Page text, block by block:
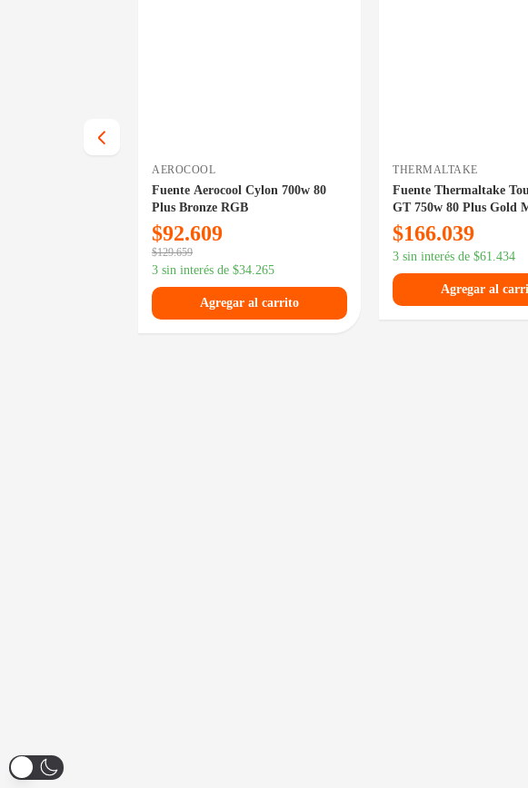
AEROCOOL
Fuente Aerocool Cylon 700w 80
Plus Bronze RGB
$92.609
$129.659
3 sin interés de $34.265
Agregar al carrito
THERMALTAKE
Fuente Thermaltake
GT 750w 80 Plus Gold
$166.039
3 sin interés de $61.434
Agregar al